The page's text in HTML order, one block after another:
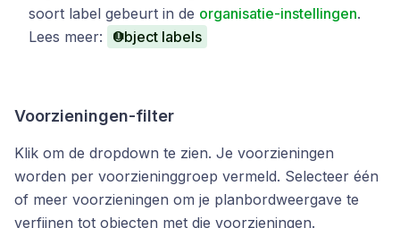
soort label gebeurt in de organisatie-instellingen.
Lees meer:
Object labels
Voorzieningen-filter
Klik om de dropdown te zien. Je voorzieningen
worden per voorzieninggroep vermeld. Selecteer één
of meer voorzieningen om je planbordweergave te
verfijnen tot objecten met die voorzieningen.